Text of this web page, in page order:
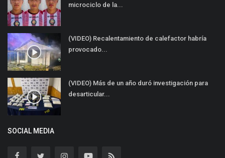
microciclo de la...
(VIDEO) Recalentamiento de calefactor habría
provocado...
(VIDEO) Más de un año duró investigación para
desarticular...
SOCIAL MEDIA